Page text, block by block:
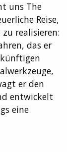
uns The
Reise,
realisieren:
das er
er den
entwickelt
eine